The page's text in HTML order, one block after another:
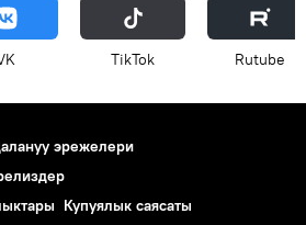
ТikТоk Rutube
эрежелери
Купуялык саясаты